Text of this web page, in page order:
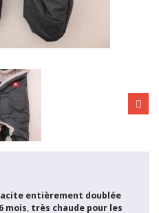
entièrement doublée
mois, très chaude pour les